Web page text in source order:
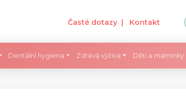
Časté dotazy | Kontakt
Dentální hygiena Zdravá výživa Děti a maminky